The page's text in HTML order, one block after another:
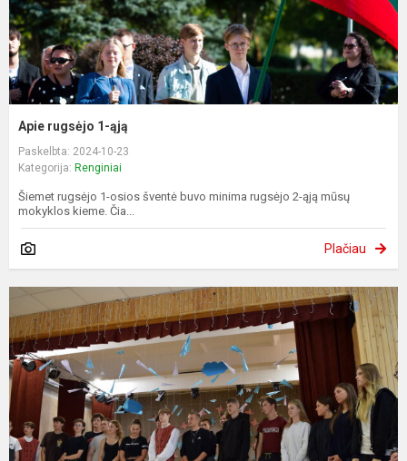
Apie rugsėjo 1-ąją
Paskelbta: 2024-10-23
Kategorija: Renginiai
Šiemet rugsėjo 1-osios šventė buvo minima rugsėjo 2-ąją mūsų
mokyklos kieme. Čia...
Plačiau